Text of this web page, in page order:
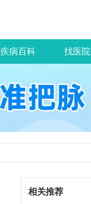
疾病百科 找医院
相关推荐